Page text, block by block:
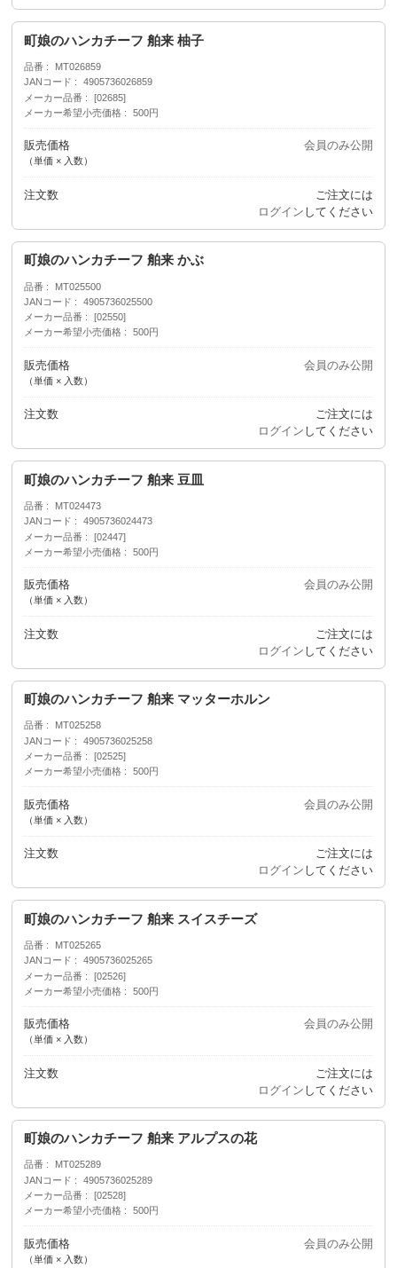
町娘のハンカチーフ 舶来 柚子
品番
MT026859
JANコード
4905736026859
メーカー品番
[02685]
メーカー希望小売価格
500円
販売価格
（単価 × 入数）
会員のみ公開
注文数
ご注文には
ログイン してください
町娘のハンカチーフ 舶来 かぶ
品番
MT025500
JANコード
4905736025500
メーカー品番
[02550]
メーカー希望小売価格
500円
販売価格
（単価 × 入数）
会員のみ公開
注文数
ご注文には
ログイン してください
町娘のハンカチーフ 舶来 豆皿
品番
MT024473
JANコード
4905736024473
メーカー品番
[02447]
メーカー希望小売価格
500円
販売価格
（単価 × 入数）
会員のみ公開
注文数
ご注文には
ログイン してください
町娘のハンカチーフ 舶来 マッターホルン
品番
MT025258
JANコード
4905736025258
メーカー品番
[02525]
メーカー希望小売価格
500円
販売価格
（単価 × 入数）
会員のみ公開
注文数
ご注文には
ログイン してください
町娘のハンカチーフ 舶来 スイスチーズ
品番
MT025265
JANコード
4905736025265
メーカー品番
[02526]
メーカー希望小売価格
500円
販売価格
（単価 × 入数）
会員のみ公開
注文数
ご注文には
ログイン してください
町娘のハンカチーフ 舶来 アルプスの花
品番
MT025289
JANコード
4905736025289
メーカー品番
[02528]
メーカー希望小売価格
500円
販売価格
（単価 × 入数）
会員のみ公開